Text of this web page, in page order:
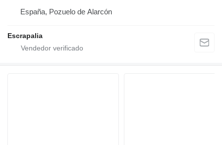
España, Pozuelo de Alarcón
Escrapalia